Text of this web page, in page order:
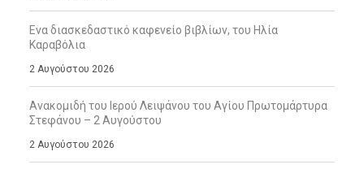
Ενα διασκεδαστικό καφενείο βιβλίων, του Ηλία
Καραβόλια
2 Αυγούστου 2026
Ανακομιδή του Ιερού Λειψάνου του Αγίου Πρωτομάρτυρα
Στεφάνου – 2 Αυγούστου
2 Αυγούστου 2026